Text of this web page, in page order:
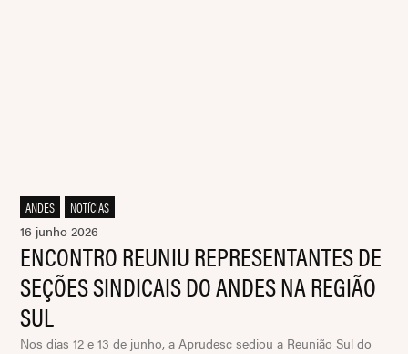
ANDES
NOTÍCIAS
16 junho 2026
ENCONTRO REUNIU REPRESENTANTES DE
SEÇÕES SINDICAIS DO ANDES NA REGIÃO
SUL
Nos dias 12 e 13 de junho, a Aprudesc sediou a Reunião Sul do